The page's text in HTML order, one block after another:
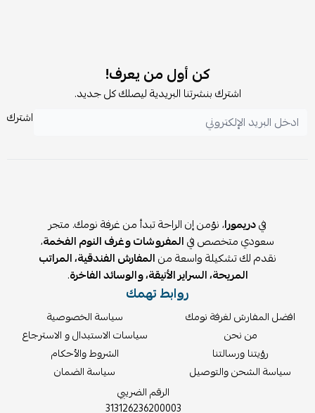
كن أول من يعرف!
اشترك بنشرتنا البريدية ليصلك كل جديد.
اشترك
فيدريمورا، نؤمن إن الراحة تبدأ من غرفة نومك. متجر
سعودي متخصص فيالمفروشات وغرف النوم الفخمة،
نقدم لك تشكيلة واسعة منالمفارش الفندقية، المراتب
المريحة، السراير الأنيقة، والوسائد الفاخرة.
روابط تهمك
افضل المفارش لغرفة نومك
من نحن
رؤيتنا ورسالتنا
سياسة الشحن والتوصيل
سياسة الخصوصية
سياسات الاستبدال و الاسترجاع
الشروط والأحكام
سياسة الضمان
الرقم الضريبي
313126236200003